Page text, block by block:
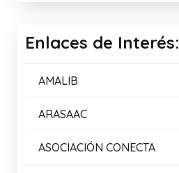
Enlaces de Interés:
AMALIB
ARASAAC
ASOCIACIÓN CONECTA